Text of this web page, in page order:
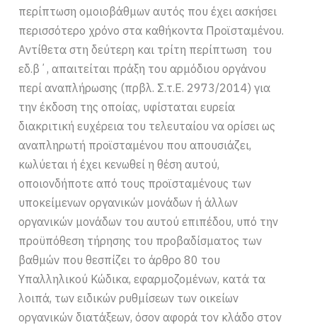
περίπτωση ομοιοβάθμων αυτός που έχει ασκήσει
περισσότερο χρόνο στα καθήκοντα Προϊσταμένου.
Αντίθετα στη δεύτερη και τρίτη περίπτωση του
εδ.β΄, απαιτείται πράξη του αρμόδιου οργάνου
περί αναπλήρωσης (πρβλ. Σ.τ.Ε. 2973/2014) για
την έκδοση της οποίας, υφίσταται ευρεία
διακριτική ευχέρεια του τελευταίου να ορίσει ως
αναπληρωτή προϊσταμένου που απουσιάζει,
κωλύεται ή έχει κενωθεί η θέση αυτού,
οποιονδήποτε από τους προϊσταμένους των
υποκείμενων οργανικών μονάδων ή άλλων
οργανικών μονάδων του αυτού επιπέδου, υπό την
προϋπόθεση τήρησης του προβαδίσματος των
βαθμών που θεσπίζει το άρθρο 80 του
Υπαλληλικού Κώδικα, εφαρμοζομένων, κατά τα
λοιπά, των ειδικών ρυθμίσεων των οικείων
οργανικών διατάξεων, όσον αφορά τον κλάδο στον